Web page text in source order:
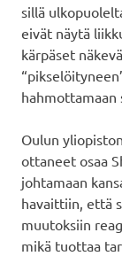
sillä
eivät näytä
kärpäset
hahmottamaan
Oulun
ottaneet osaa
johtamaan
havaittiin, että
muutoksiin
mikä tuottaa